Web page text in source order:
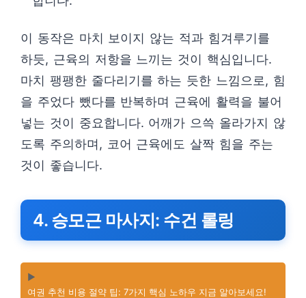
이 동작은 마치 보이지 않는 적과 힘겨루기를
하듯, 근육의 저항을 느끼는 것이 핵심입니다.
마치 팽팽한 줄다리기를 하는 듯한 느낌으로, 힘
을 주었다 뺐다를 반복하며 근육에 활력을 불어
넣는 것이 중요합니다. 어깨가 으쓱 올라가지 않
도록 주의하며, 코어 근육에도 살짝 힘을 주는
것이 좋습니다.
4. 승모근 마사지: 수건 롤링
▶️
여권 추천 비용 절약 팁: 7가지 핵심 노하우 지금 알아보세요!